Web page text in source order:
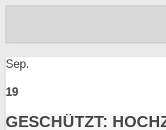
Sep.
19
GESCHÜTZT: